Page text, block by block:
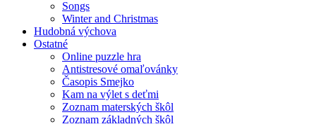
Songs
Winter and Christmas
Hudobná výchova
Ostatné
Online puzzle hra
Antistresové omaľovánky
Časopis Smejko
Kam na výlet s deťmi
Zoznam materských škôl
Zoznam základných škôl